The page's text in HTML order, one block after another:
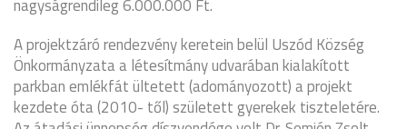
nagyságrendileg 6.000.000 Ft.
A projektzáró rendezvény keretein belül Uszód Község
Önkormányzata a létesítmány udvarában kialakított
parkban emlékfát ültetett (adományozott) a projekt
kezdete óta (2010- től) született gyerekek tiszteletére.